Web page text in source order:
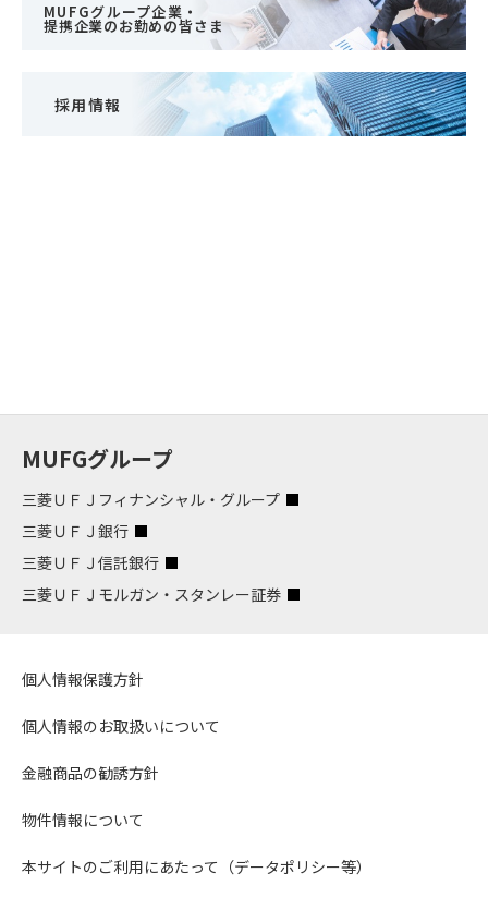
MUFGグループ企業・
提携企業のお勤めの皆さま
採用情報
MUFGグループ
三菱ＵＦＪフィナンシャル・グループ
三菱ＵＦＪ銀行
三菱ＵＦＪ信託銀行
三菱ＵＦＪモルガン・スタンレー証券
個人情報保護方針
個人情報のお取扱いについて
金融商品の勧誘方針
物件情報について
本サイトのご利用にあたって（データポリシー等）